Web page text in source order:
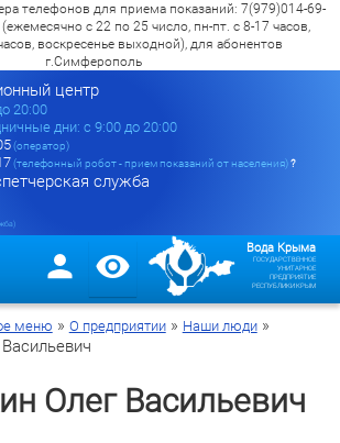
телефонов для приема показаний: 7(979)014-69-
с 22 по 25 число, пн-пт. с 8-17 часов,
воскресенье выходной), для абонентов
г.Симферополь
центр
20:00
дни: с 9:00 до 20:00
(оператор)
(телефонный робот - прием показаний от населения)?
служба
Вода Крыма
ГОСУДАРСТВЕННОЕ
УНИТАРНОЕ
ПРЕДПРИЯТИЕ
РЕСПУБЛИКИ КРЫМ
меню » О предприятии» Наши люди»
Олег Васильевич